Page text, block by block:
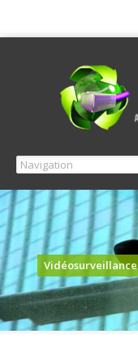
Vidéosurveillance